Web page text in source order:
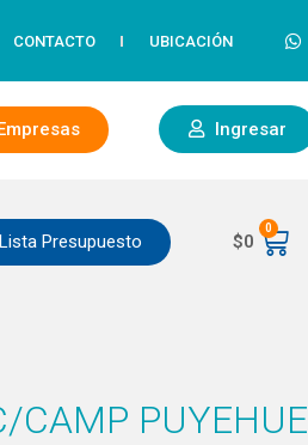
CONTACTO UBICACIÓN
Ingresar
Lista Presupuesto $0
0
CAMP PUYEHUE